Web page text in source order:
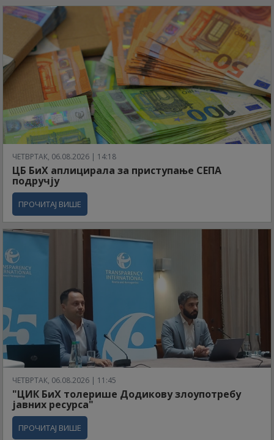
ЧЕТВРТАК, 06.08.2026 | 14:18
ЦБ БиХ аплицирала за приступање СЕПА
подручју
ПРОЧИТАЈ ВИШЕ
ЧЕТВРТАК, 06.08.2026 | 11:45
"ЦИК БиХ толерише Додикову злоупотребу
јавних ресурса"
ПРОЧИТАЈ ВИШЕ